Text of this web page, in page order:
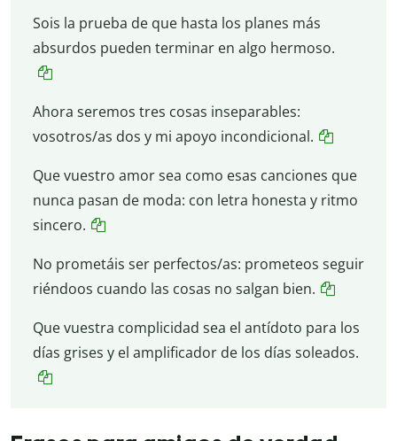
Sois la prueba de que hasta los planes más
absurdos pueden terminar en algo hermoso.
Ahora seremos tres cosas inseparables:
vosotros/as dos y mi apoyo incondicional.
Que vuestro amor sea como esas canciones que
nunca pasan de moda: con letra honesta y ritmo
sincero.
No prometáis ser perfectos/as: prometeos seguir
riéndoos cuando las cosas no salgan bien.
Que vuestra complicidad sea el antídoto para los
días grises y el amplificador de los días soleados.